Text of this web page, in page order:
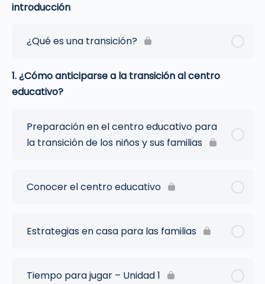
introducción
¿Qué es una transición?
1. ¿Cómo anticiparse a la transición al centro
educativo?
Preparación en el centro educativo para
la transición de los niños y sus familias
Conocer el centro educativo
Estrategias en casa para las familias
Tiempo para jugar – Unidad 1